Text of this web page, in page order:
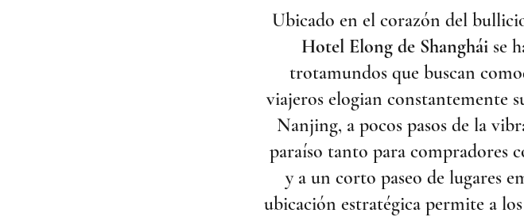
Ubicado en el corazón del
Hotel Elong de Shangháise
trotamundos que buscan
viajeros elogian constantemente
Nanjing, a pocos pasos de la
paraíso tanto para compradores
y a un corto paseo de lugares
ubicación estratégica permite a